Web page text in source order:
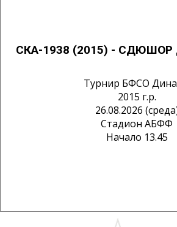
СКА-1938 (2015) - СДЮШОР
Турнир БФСО
2015 г.р.
26.08.2026
Стадион АБФФ
Начало 13.45